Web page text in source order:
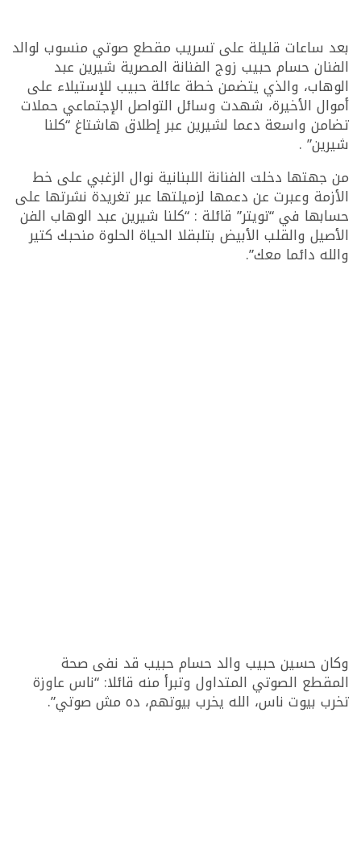
بعد ساعات قليلة على تسريب مقطع صوتي منسوب لوالد
الفنان حسام حبيب زوج الفنانة المصرية شيرين عبد
الوهاب، والذي يتضمن خطة عائلة حبيب للإستيلاء على
أموال الأخيرة، شهدت وسائل التواصل الإجتماعي حملات
تضامن واسعة دعما لشيرين عبر إطلاق هاشتاغ “كلنا
شيرين” .
من جهتها دخلت الفنانة اللبنانية نوال الزغبي على خط
الأزمة وعبرت عن دعمها لزميلتها عبر تغريدة نشرتها على
حسابها في “تويتر” قائلة : “كلنا شيرين عبد الوهاب الفن
الأصيل والقلب الأبيض بتلبقلا الحياة الحلوة منحبك كتير
والله دائما معك”.
وكان حسين حبيب والد حسام حبيب قد نفى صحة
المقطع الصوتي المتداول وتبرأ منه قائلا: “ناس عاوزة
تخرب بيوت ناس، الله يخرب بيوتهم، ده مش صوتي”.